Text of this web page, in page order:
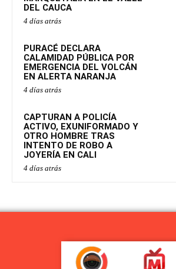
DEL CAUCA
4 días atrás
PURACÉ DECLARA
CALAMIDAD PÚBLICA POR
EMERGENCIA DEL VOLCÁN
EN ALERTA NARANJA
4 días atrás
CAPTURAN A POLICÍA
ACTIVO, EXUNIFORMADO Y
OTRO HOMBRE TRAS
INTENTO DE ROBO A
JOYERÍA EN CALI
4 días atrás